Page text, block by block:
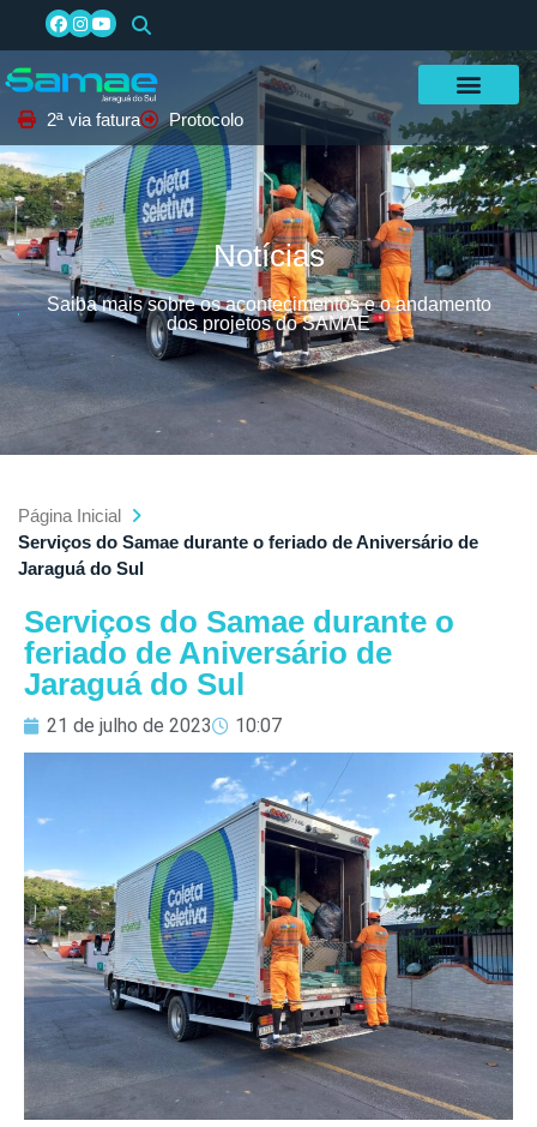
2ª via fatura Protocolo
Notícias
Saiba mais sobre os acontecimentos e o andamento
dos projetos do SAMAE
Página Inicial
Serviços do Samae durante o feriado de Aniversário de
Jaraguá do Sul
Serviços do Samae durante o
feriado de Aniversário de
Jaraguá do Sul
21 de julho de 2023 10:07